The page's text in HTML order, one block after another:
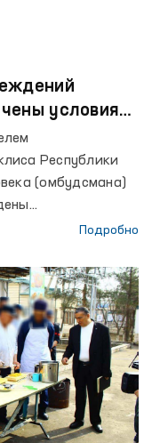
условия
обращения
Республики
(омбудсмана)
закрытыхПодробно